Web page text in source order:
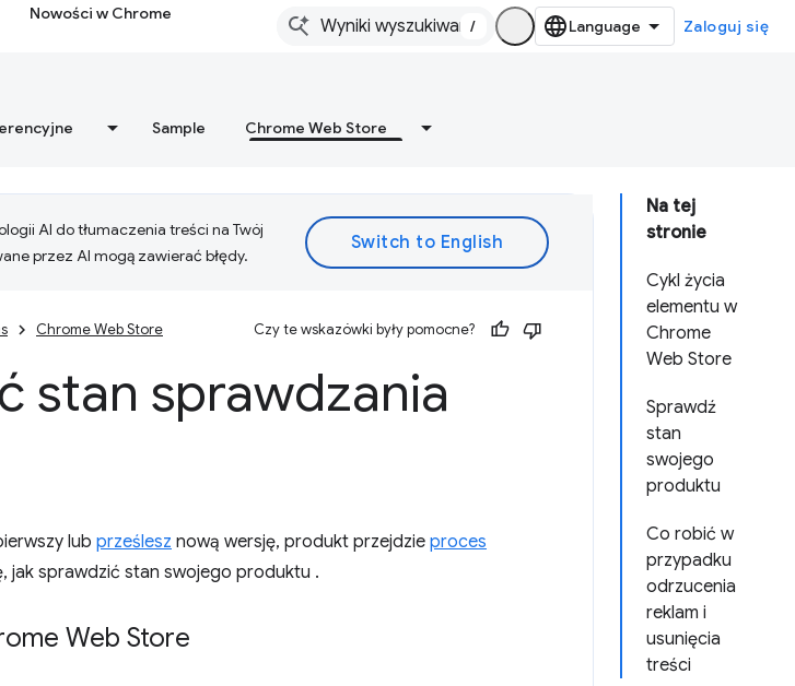
Nowości w Chrome
/ Zaloguj się
Sample Chrome Web Store
Na tej
stronie
Cykl życia
elementu w
Chrome
Web Store
Sprawdź
stan
swojego
produktu
Co robić w
przypadku
odrzucenia
reklam i
usunięcia
treści
AI do tłumaczenia treści na Twój
przez AI mogą zawierać błędy.
Chrome Web Store Czy te wskazówki były pomocne?
stan sprawdzania
lub prześlesz nową wersję, produkt przejdzie proces
jak sprawdzić stan swojego produktu .
Web Store